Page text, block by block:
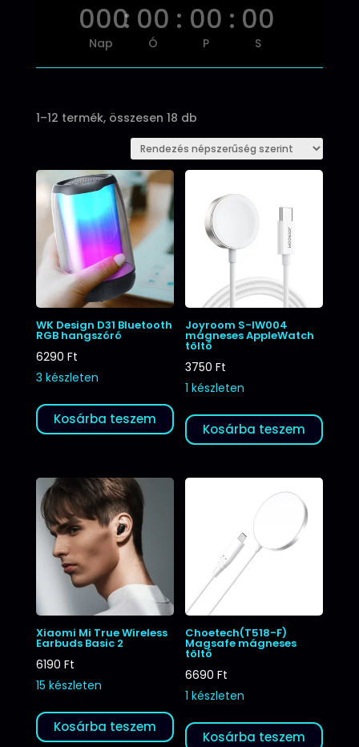
000
Nap
: 00
Ó
: 00
P
: 00
S
1–12 termék, összesen 18 dbSorted
by
popularity
WK Design D31 Bluetooth
RGB hangszóró
6290 Ft
3 készleten
Kosárba teszem
Joyroom S-IW004
mágneses AppleWatch
töltő
3750Ft
1 készleten
Kosárba teszem
Xiaomi Mi True Wireless
Earbuds Basic 2
6190 Ft
15 készleten
Kosárba teszem
Choetech(T518-F)
Magsafe mágneses
töltő
6690Ft
1 készleten
Kosárba teszem